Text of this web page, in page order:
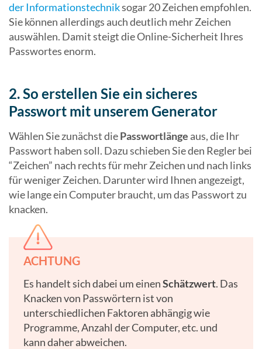
der Informationstechniksogar 20 Zeichen empfohlen.
Sie können allerdings auch deutlich mehr Zeichen
auswählen. Damit steigt die Online-Sicherheit Ihres
Passwortes enorm.
2. So erstellen Sie ein sicheres
Passwort mit unserem Generator
Wählen Sie zunächst diePasswortlänge aus, die Ihr
Passwort haben soll. Dazu schieben Sie den Regler bei
“Zeichen” nach rechts für mehr Zeichen und nach links
für weniger Zeichen. Darunter wird Ihnen angezeigt,
wie lange ein Computer braucht, um das Passwort zu
knacken.
ACHTUNG
Es handelt sich dabei um einenSchätzwert. Das
Knacken von Passwörtern ist von
unterschiedlichen Faktoren abhängig wie
Programme, Anzahl der Computer, etc. und
kann daher abweichen.